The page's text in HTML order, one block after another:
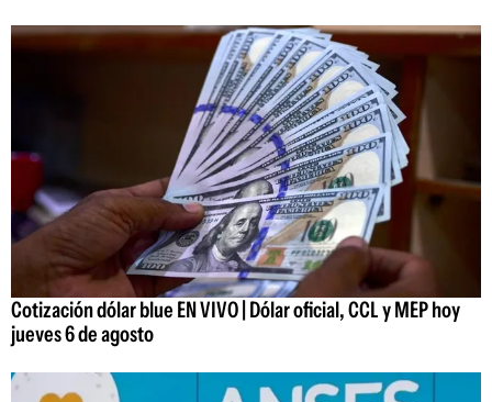
Cotización dólar blue EN VIVO | Dólar oficial, CCL y MEP hoy
jueves 6 de agosto